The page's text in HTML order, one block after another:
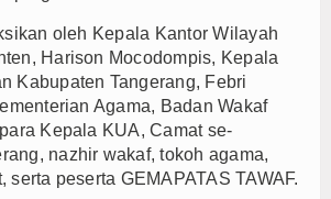
: Mandiri dan Berani Kritik
Majalengka, Bupati Beri Penjelasan
APBD 2026, Dana Tetap Aman
Triliun, Ini Rincian Anggarannya
Bobotoh Tetap Solid dan Bermartabat
Doakan Persib Juara Piala Presiden 2026
oleh Kepala Kantor Wilayah
Harison Mocodompis, Kepala
Kabupaten Tangerang, Febri
Agama, Badan Wakaf
Kepala KUA, Camat se-
nazhir wakaf, tokoh agama,
serta peserta GEMAPATAS TAWAF.